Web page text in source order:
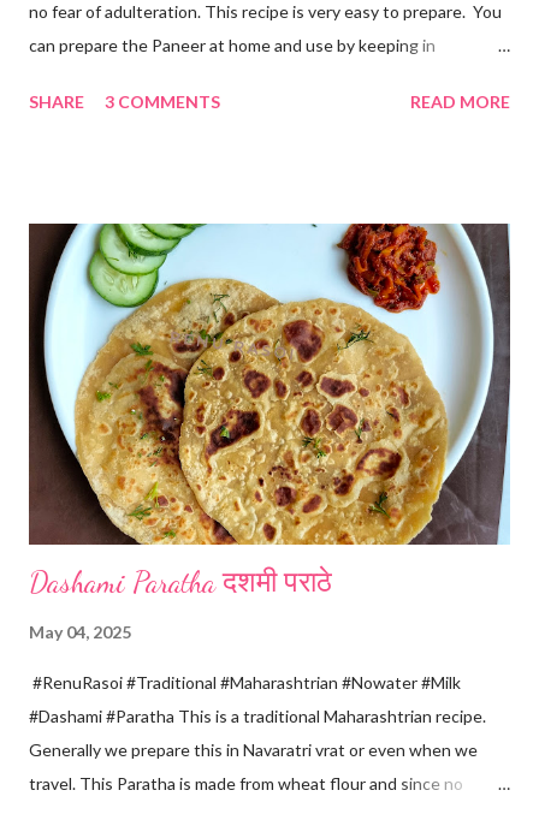
no fear of adulteration. This recipe is very easy to prepare. You
can prepare the Paneer at home and use by keeping in
*Vinegar... 2 tablespoons *Water... 4 tablespoons. Method...
spoon only. *When milk solid separates and yellowish water
releases, immediately switch off the Gas. Overboiling will make
paneer hard in texture. *Place one soft cotton cloth in a steel
strainer. Keep this strainer in a big pan so that whey water will
get collected in the pan. Strain this milk and Paneer mix from the
strainer. *Immediately fold the cloth with paneer from all the
four sides and mak...
SHARE 3 COMMENTS READ MORE
Dashami Paratha दशमी पराठे
May 04, 2025
#RenuRasoi #Traditional #Maharashtrian #Nowater #Milk
#Dashami #Paratha This is a traditional Maharashtrian recipe.
Generally we prepare this in Navaratri vrat or even when we
travel. This Paratha is made from wheat flour and since no